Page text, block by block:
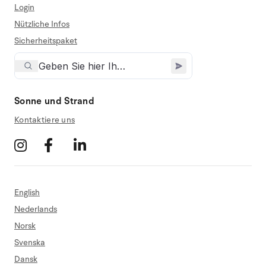
Login
Nützliche Infos
Sicherheitspaket
Sonne und Strand
Kontaktiere uns
English
Nederlands
Norsk
Svenska
Dansk